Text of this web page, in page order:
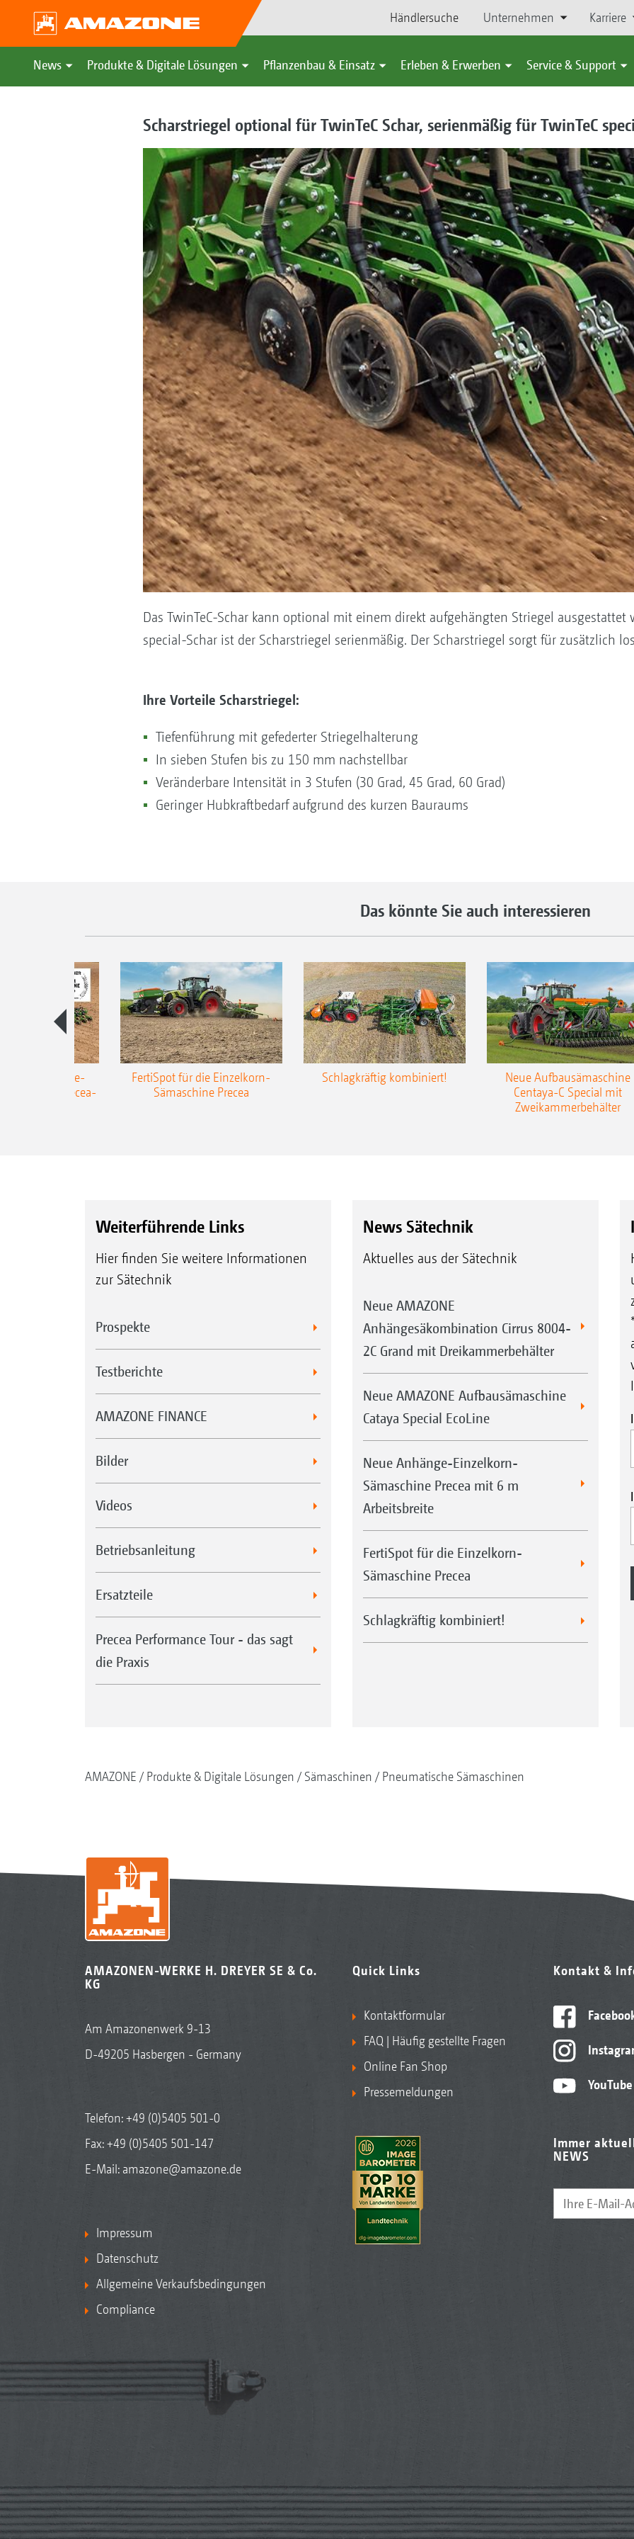
Händlersuche Unternehmen Karriere
News Produkte & Digitale Lösungen Pflanzenbau & Einsatz Erleben & Erwerben Service & Support
Scharstriegel optional für TwinTeC Schar, serienmäßig für TwinTeC
Das TwinTeC-Schar kann optional mit einem direkt aufgehängten Striegel ausgestattet
special-Schar ist der Scharstriegel serienmäßig. Der Scharstriegel sorgt für zusätzlich
Ihre Vorteile Scharstriegel:
Tiefenführung mit gefederter Striegelhalterung
In sieben Stufen bis zu 150 mm nachstellbar
Veränderbare Intensität in 3 Stufen (30 Grad, 45 Grad, 60 Grad)
Geringer Hubkraftbedarf aufgrund des kurzen Bauraums
Das könnte Sie auch interessieren
Anhänge-
Precea-
FertiSpot für die Einzelkorn-
Sämaschine Precea
Schlagkräftig kombiniert!
Neue Aufbausämaschine
Centaya-C Special mit
Zweikammerbehälter
Weiterführende Links
Hier finden Sie weitere Informationen
zur Sätechnik
Prospekte
Testberichte
AMAZONE FINANCE
Bilder
Videos
Betriebsanleitung
Ersatzteile
Precea Performance Tour - das sagt
die Praxis
News Sätechnik
Aktuelles aus der Sätechnik
Neue AMAZONE
Anhängesäkombination Cirrus 8004-
2C Grand mit Dreikammerbehälter
Neue AMAZONE Aufbausämaschine
Cataya Special EcoLine
Neue Anhänge-Einzelkorn-
Sämaschine Precea mit 6 m
Arbeitsbreite
FertiSpot für die Einzelkorn-
Sämaschine Precea
Schlagkräftig kombiniert!
AMAZONE Produkte & Digitale Lösungen Sämaschinen Pneumatische Sämaschinen
AMAZONEN-WERKE H. DREYER SE & Co.
KG
Am Amazonenwerk 9-13
D-49205 Hasbergen - Germany
Telefon:+49 (0)5405 501-0
Fax: +49 (0)5405 501-147
E-Mail: amazone@amazone.de
Impressum
Datenschutz
Allgemeine Verkaufsbedingungen
Compliance
Quick Links
Kontaktformular
FAQ | Häufig gestellte Fragen
Online Fan Shop
Pressemeldungen
Kontakt &
YouTube
Immer
NEWS